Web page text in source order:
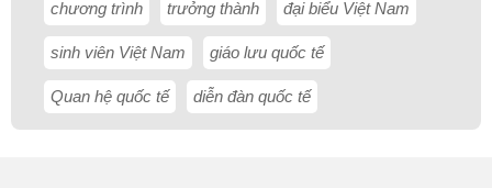
chương trình trưởng thành đại biểu Việt Nam
sinh viên Việt Nam giáo lưu quốc tế
Quan hệ quốc tế diễn đàn quốc tế